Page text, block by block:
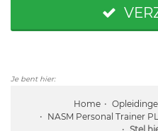
Je bent hier:
Home
NASM Personal Trainer